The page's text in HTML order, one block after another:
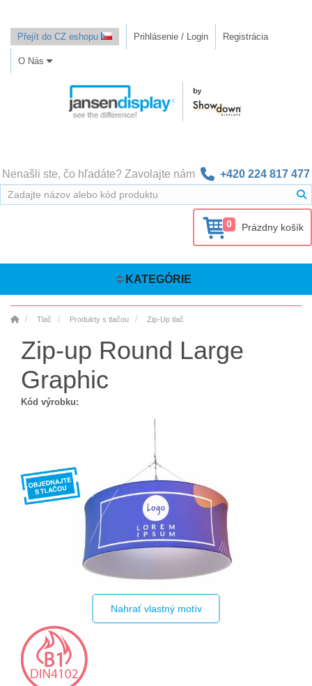
Přejít do CZ eshopu Prihlásenie / Login Registrácia
O Nás
Nenašli ste, čo hľadáte? Zavolajte nám +420 224 817 477
0 Prázdny košík
KATEGÓRIE
Tlač Produkty s tlačou Zip-Up tlač
Zip-up Round Large
Graphic
Kód výrobku:
Nahrať vlastný motív